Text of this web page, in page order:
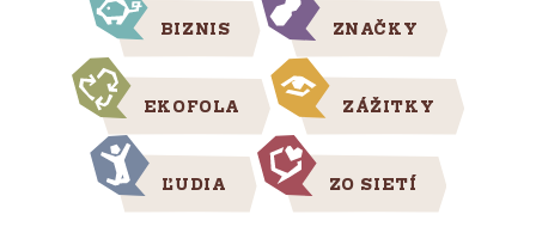
BIZNIS ZNAČKY
EKOFOLA ZÁŽITKY
ĽUDIA ZO SIETÍ